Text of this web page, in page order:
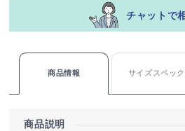
チャットで
商品情報 サイズスペック
商品説明